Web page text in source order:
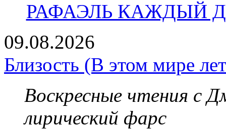
РАФАЭЛЬ КАЖДЫЙ
09.08.2026
Близость (В этом мире
Воскресные чтения с
лирический фарс